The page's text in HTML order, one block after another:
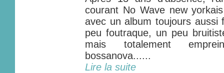
courant No Wave new
avec un album toujours aussi
peu foutraque, un peu
mais totalement
bossanova......
Lire la suite